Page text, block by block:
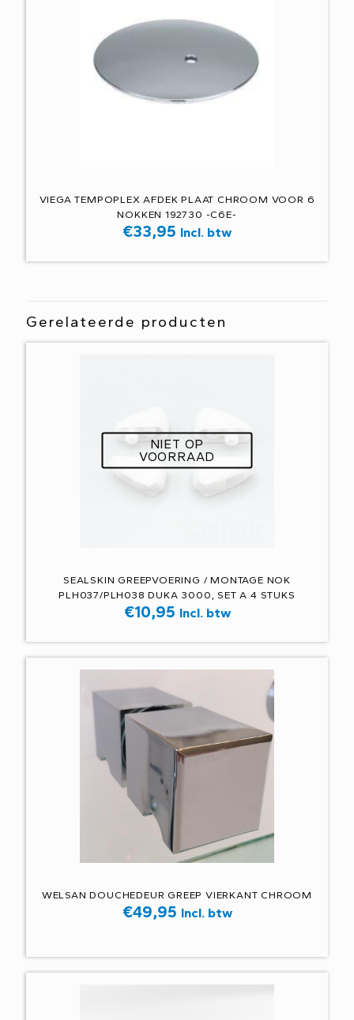
VIEGA TEMPOPLEX AFDEK PLAAT CHROOM VOOR 6
NOKKEN 192730 -C6E-
€33,95 Incl. btw
Gerelateerde producten
NIET OP
VOORRAAD
SEALSKIN GREEPVOERING / MONTAGE NOK
PLH037/PLH038 DUKA 3000, SET A 4 STUKS
€10,95 Incl. btw
WELSAN DOUCHEDEUR GREEP VIERKANT CHROOM
€49,95 Incl. btw